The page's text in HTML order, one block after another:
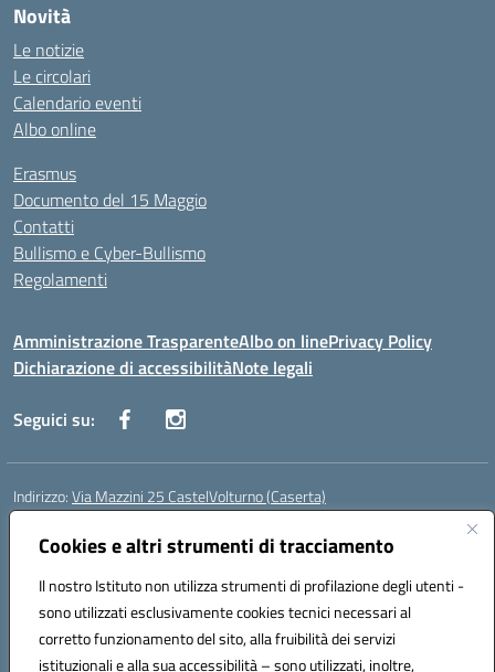
Cookies e altri strumenti di tracciamento
Il nostro Istituto non utilizza strumenti di profilazione degli utenti -
sono utilizzati esclusivamente cookies tecnici necessari al
corretto funzionamento del sito, alla fruibilità dei servizi
istituzionali e alla sua accessibilità – sono utilizzati, inoltre,
Novità
Le notizie
Le circolari
Calendario eventi
Albo online
Erasmus
Documento del 15 Maggio
Contatti
Bullismo e Cyber-Bullismo
Regolamenti
Amministrazione TrasparenteAlbo on linePrivacy Policy
Dichiarazione di accessibilitàNote legali
Seguici su:
Indirizzo:Via Mazzini 25 CastelVolturno (Caserta)
Centralino:
Posta elettronica certificata (PEC):ceis014005@pec.istruzione.it
Codice fiscale: 93063510619
Codice meccanografico:CEIS014005
Codice Indice delle Pubbliche Amministrazioni (IPA): istsc_ceis014005
Codice unico di fatturazione (CUF): UOU8EW